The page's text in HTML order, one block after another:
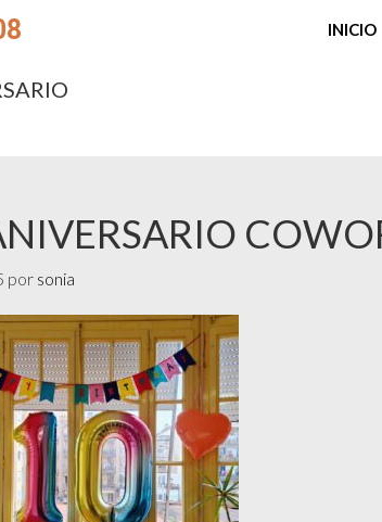
INICIO
por sonia